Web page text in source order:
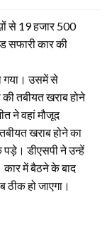
से 19 हजार 500
सफारी कार की
गया। उसमें से
तबीयत खराब होने
ने वहां मौजूद
खराब होने का
डीएसपी ने उन्हें
कार में बैठने के बाद
ठीक हो जाएगा।